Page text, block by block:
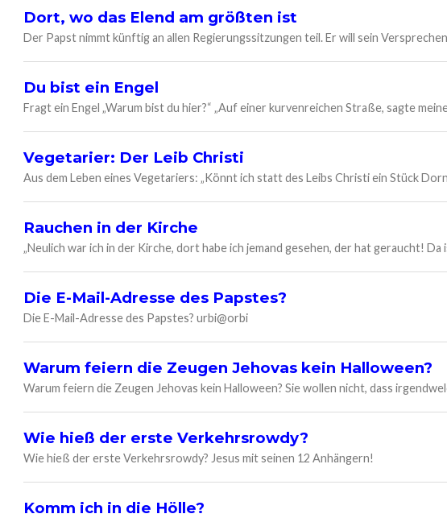
Dort, wo das Elend am größten ist
Der Papst nimmt künftig an allen Regierungssitzungen teil. Er will sein
Du bist ein Engel
Fragt ein Engel „Warum bist du hier?“ „Auf einer kurvenreichen Straße, sagte
Vegetarier: Der Leib Christi
Aus dem Leben eines Vegetariers: „Könnt ich statt des Leibs Christi ein Stück
Rauchen in der Kirche
„Neulich war ich in der Kirche, dort habe ich jemand gesehen, der hat geraucht! Da
Die E-Mail-Adresse des Papstes?
Die E-Mail-Adresse des Papstes? urbi@orbi
Warum feiern die Zeugen Jehovas kein Halloween?
Warum feiern die Zeugen Jehovas kein Halloween? Sie wollen nicht, dass
Wie hieß der erste Verkehrsrowdy?
Wie hieß der erste Verkehrsrowdy? Jesus mit seinen 12 Anhängern!
Komm ich in die Hölle?